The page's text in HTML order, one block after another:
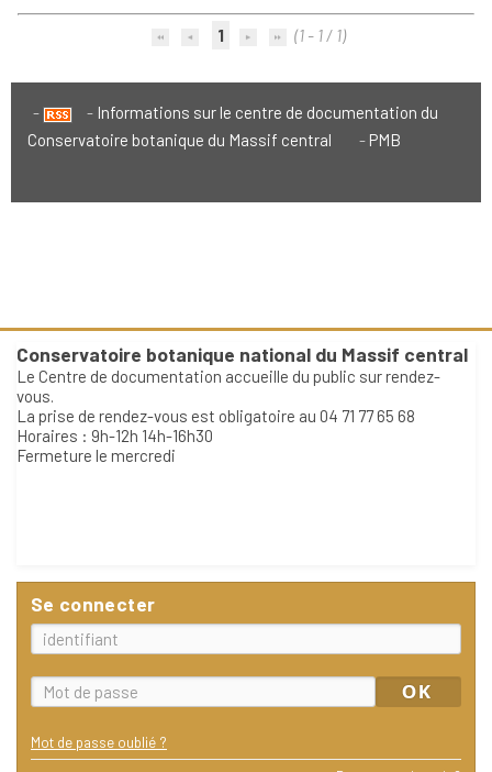
1 (1 - 1 / 1)
Informations sur le centre de documentation du
Conservatoire botanique du Massif central
PMB
Conservatoire botanique national du Massif central
Le Centre de documentation accueille du public sur rendez-
vous.
La prise de rendez-vous est obligatoire au 04 71 77 65 68
Horaires : 9h-12h 14h-16h30
Fermeture le mercredi
Se connecter
Mot de passe oublié ?